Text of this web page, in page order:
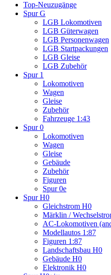
Top-Neuzugänge
Spur G
LGB Lokomotiven
LGB Güterwagen
LGB Personenwagen
LGB Startpackungen
LGB Gleise
LGB Zubehör
Spur 1
Lokomotiven
Wagen
Gleise
Zubehör
Fahrzeuge 1:43
Spur 0
Lokomotiven
Wagen
Gleise
Gebäude
Zubehör
Figuren
Spur 0e
Spur H0
Gleichstrom H0
Märklin /
AC-Lokomotiven
Modellautos 1:87
Figuren 1:87
Landschaftsbau H0
Gebäude H0
Elektronik H0